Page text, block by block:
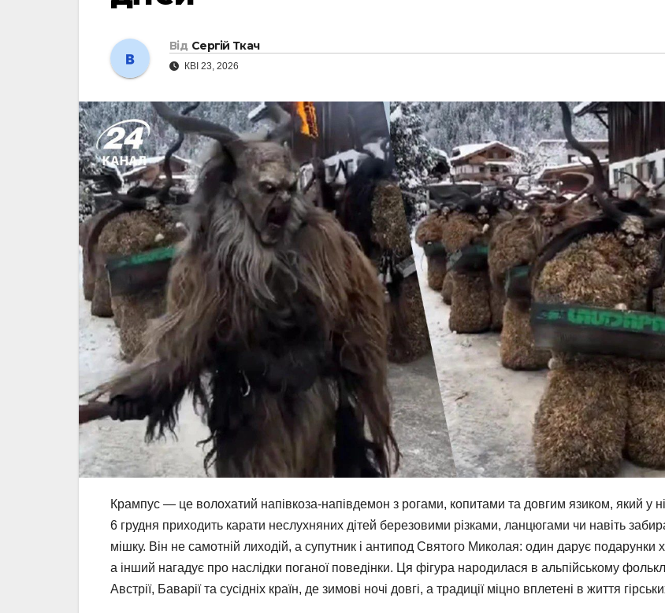
Від Сергій Ткач
КВІ 23, 2026
Крампус — це волохатий напівкоза-напівдемон з рогами, копитами та довгим язиком, який у
6 грудня приходить карати неслухняних дітей березовими різками, ланцюгами чи навіть
мішку. Він не самотній лиходій, а супутник і антипод Святого Миколая: один дарує подарунки
а інший нагадує про наслідки поганої поведінки. Ця фігура народилася в альпійському
Австрії, Баварії та сусідніх країн, де зимові ночі довгі, а традиції міцно вплетені в життя